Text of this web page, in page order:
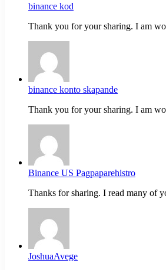
binance kod
Thank you for your sharing. I am
binance konto skapande
Thank you for your sharing. I am
Binance US Pagpaparehistro
Thanks for sharing. I read many of
JoshuaAvege